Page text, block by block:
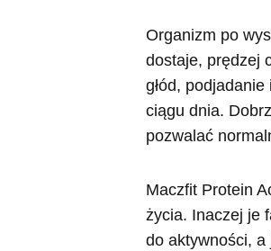
Organizm po
dostaje, prędzej
głód,
ciągu dnia.
pozwalać
Maczfit Protein
życia. Inaczej je
do aktywności, a